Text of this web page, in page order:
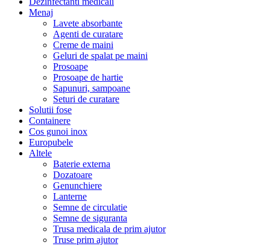
Menaj
Lavete absorbante
Agenti de curatare
Creme de maini
Geluri de spalat pe maini
Prosoape
Prosoape de hartie
Sapunuri, sampoane
Seturi de curatare
Solutii fose
Containere
Cos gunoi inox
Europubele
Altele
Baterie externa
Dozatoare
Genunchiere
Lanterne
Semne de circulatie
Semne de siguranta
Trusa medicala de prim ajutor
Truse prim ajutor